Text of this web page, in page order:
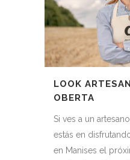
LOOK
OBERTA
Si ves a un
estás en
en Manises el